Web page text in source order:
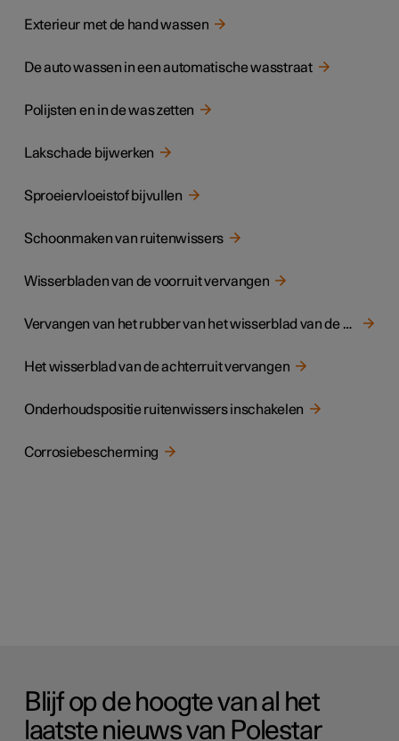
Exterieur met de hand wassen
De auto wassen in een automatische wasstraat
Polijsten en in de was zetten
Lakschade bijwerken
Sproeiervloeistof bijvullen
Schoonmaken van ruitenwissers
Wisserbladen van de voorruit vervangen
Vervangen van het rubber van het wisserblad van de voorruit
Het wisserblad van de achterruit vervangen
Onderhoudspositie ruitenwissers inschakelen
Corrosiebescherming
Blijf op de hoogte van al het
laatste nieuws van Polestar